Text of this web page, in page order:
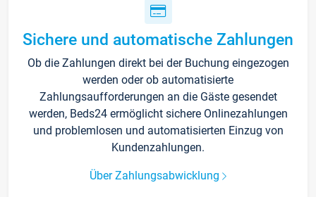
Sichere und automatische Zahlungen
Ob die Zahlungen direkt bei der Buchung eingezogen
werden oder ob automatisierte
Zahlungsaufforderungen an die Gäste gesendet
werden, Beds24 ermöglicht sichere Onlinezahlungen
und problemlosen und automatisierten Einzug von
Kundenzahlungen.
Über Zahlungsabwicklung